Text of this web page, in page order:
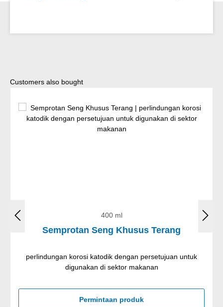
Lewati galeri produk
Customers also bought
400 ml
Semprotan Seng Khusus Terang
perlindungan korosi katodik dengan persetujuan untuk
digunakan di sektor makanan
Permintaan produk